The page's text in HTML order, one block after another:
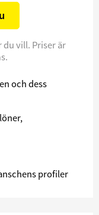
vill. Priser är
och dess
profiler